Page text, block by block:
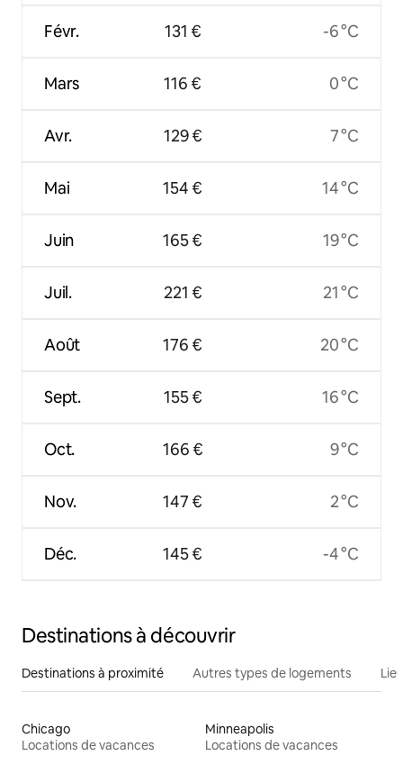
Févr.
Mars
Avr.
Mai
Juin
Juil.
Août
Sept.
Oct.
Nov.
Déc.
131 €
116 €
129 €
154 €
165 €
221 €
176 €
155 €
166 €
147 €
145 €
-6 °C
0 °C
7 °C
14 °C
19 °C
21 °C
20 °C
16 °C
9 °C
2 °C
-4 °C
Destinations à découvrir
Destinations à proximité Autres types de logements
Chicago
Locations de vacances
Minneapolis
Locations de vacances